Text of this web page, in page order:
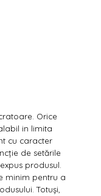
Orice
in limita
cu caracter
de setările
produsul.
minim pentru a
Totuși,